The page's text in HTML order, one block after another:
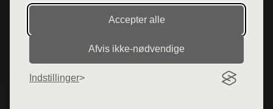
Accepter alle
Afvis ikke‑nødvendige
Indstillinger
Denne side er en del af want.dk, der udgiver en række
hjemmesider med præsentation af forskellige produkter fra
diverse webshops. Der sælges ikke varer fra denne side - vi
henviser til de shops, som sælger varen. Vi har heller ikke
varerne på lager.